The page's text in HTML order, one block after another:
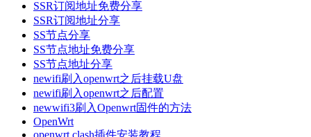
SSR订阅地址免费分享
SSR订阅地址分享
SS节点分享
SS节点地址免费分享
SS节点地址分享
newifi刷入openwrt之后挂载U盘
newifi刷入openwrt之后配置
newwifi3刷入Openwrt固件的方法
OpenWrt
openwrt clash插件安装教程